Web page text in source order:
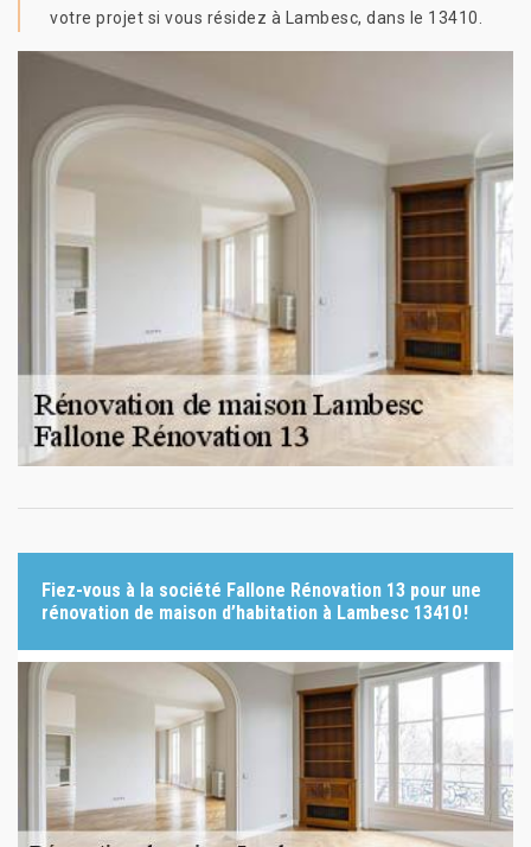
votre projet si vous résidez à Lambesc, dans le 13410.
Fiez-vous à la société Fallone Rénovation 13 pour une
rénovation de maison d’habitation à Lambesc 13410 !